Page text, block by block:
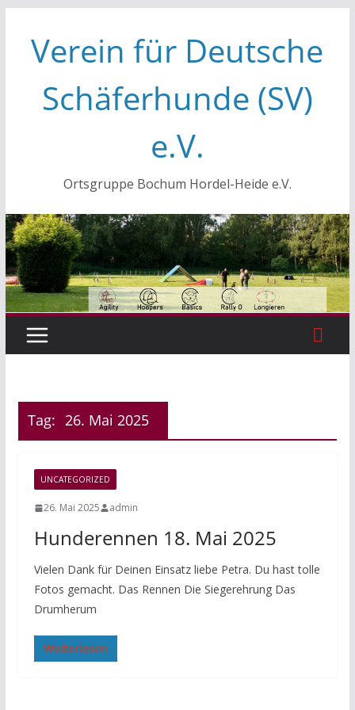
Inhalt
springen
Verein für Deutsche
Schäferhunde (SV)
e.V.
Ortsgruppe Bochum Hordel-Heide e.V.
Tag: 26. Mai 2025
UNCATEGORIZED
26. Mai 2025 admin
Hunderennen 18. Mai 2025
Vielen Dank für Deinen Einsatz liebe Petra. Du hast tolle
Fotos gemacht. Das Rennen Die Siegerehrung Das
Drumherum
Weiterlesen